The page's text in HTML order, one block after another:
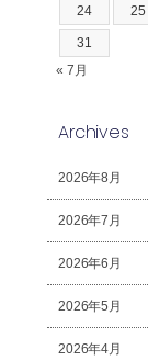
24 25
31
« 7月
Archives
2026年8月
2026年7月
2026年6月
2026年5月
2026年4月